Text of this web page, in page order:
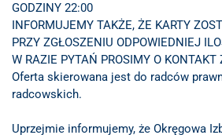
GODZINY 22:00
INFORMUJEMY TAKŻE, ŻE KARTY
PRZY ZGŁOSZENIU ODPOWIEDNIEJ
W RAZIE PYTAŃ PROSIMY O KONTAKT
Oferta skierowana jest do radców
radcowskich.
Uprzejmie informujemy, że Okręgowa